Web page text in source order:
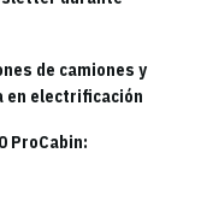
de camiones y
en electrificación
ProCabin: